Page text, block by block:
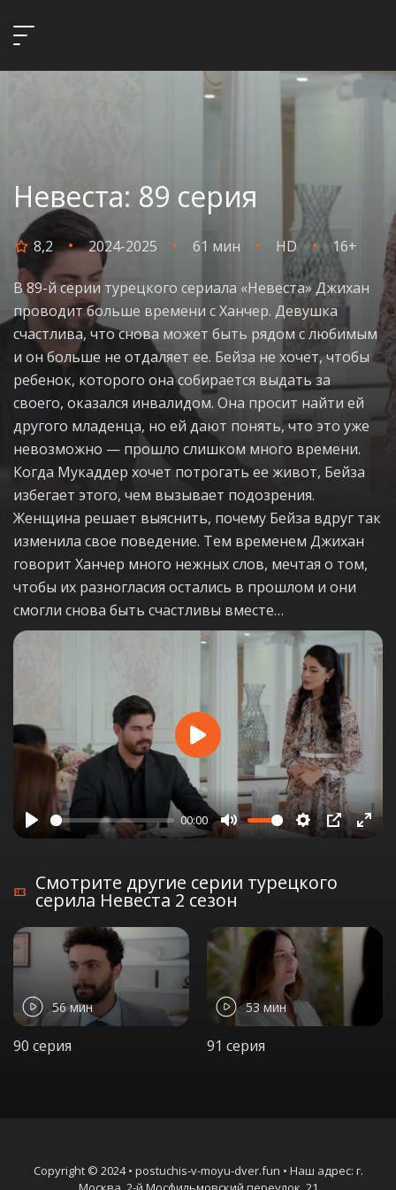
Невеста: 89 серия
8,2 2024-2025 61 мин HD 16+
В 89-й серии турецкого сериала «Невеста» Джихан
проводит больше времени с Ханчер. Девушка
счастлива, что снова может быть рядом с любимым
и он больше не отдаляет ее. Бейза не хочет, чтобы
ребенок, которого она собирается выдать за
своего, оказался инвалидом. Она просит найти ей
другого младенца, но ей дают понять, что это уже
невозможно — прошло слишком много времени.
Когда Мукаддер хочет потрогать ее живот, Бейза
избегает этого, чем вызывает подозрения.
Женщина решает выяснить, почему Бейза вдруг так
изменила свое поведение. Тем временем Джихан
говорит Ханчер много нежных слов, мечтая о том,
чтобы их разногласия остались в прошлом и они
смогли снова быть счастливы вместе…
Play
00:00
Mute Settings
PIP
Play
Смотрите другие серии турецкого
серила Невеста 2 сезон
56 мин
90 серия
53 мин
91 серия
Copyright © 2024 • postuchis-v-moyu-dver.fun • Наш адрес: г.